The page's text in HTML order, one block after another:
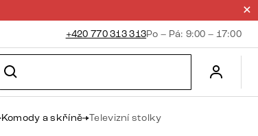
+420 770 313 313Po – Pá: 9:00 – 17:00
Komody a skříně Televizní stolky